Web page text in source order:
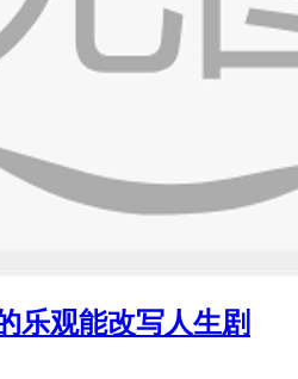
乐观能改写人生剧